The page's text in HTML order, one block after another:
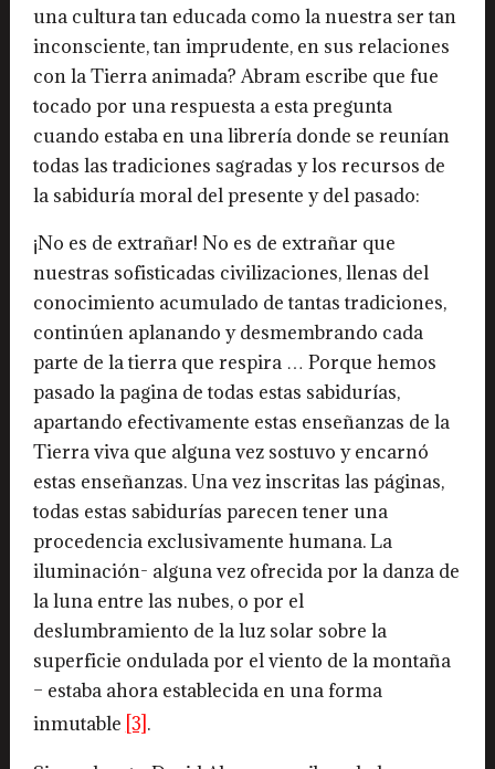
una cultura tan educada como la nuestra ser tan
inconsciente, tan imprudente, en sus relaciones
con la Tierra animada? Abram escribe que fue
tocado por una respuesta a esta pregunta
cuando estaba en una librería donde se reunían
todas las tradiciones sagradas y los recursos de
la sabiduría moral del presente y del pasado:
¡No es de extrañar! No es de extrañar que
nuestras sofisticadas civilizaciones, llenas del
conocimiento acumulado de tantas tradiciones,
continúen aplanando y desmembrando cada
parte de la tierra que respira … Porque hemos
pasado la pagina de todas estas sabidurías,
apartando efectivamente estas enseñanzas de la
Tierra viva que alguna vez sostuvo y encarnó
estas enseñanzas. Una vez inscritas las páginas,
todas estas sabidurías parecen tener una
procedencia exclusivamente humana. La
iluminación- alguna vez ofrecida por la danza de
la luna entre las nubes, o por el
deslumbramiento de la luz solar sobre la
superficie ondulada por el viento de la montaña
– estaba ahora establecida en una forma
inmutable [3] .